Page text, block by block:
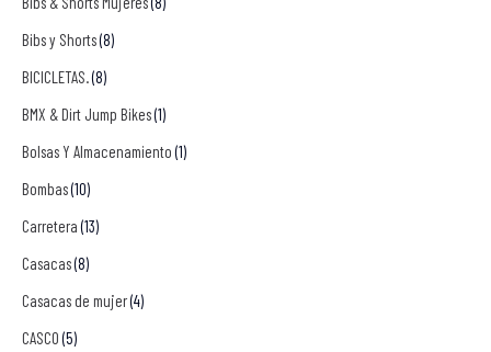
Bibs y Shorts(8)
BICICLETAS.(8)
BMX & Dirt Jump Bikes(1)
Bolsas Y Almacenamiento (1)
Bombas(10)
Carretera (13)
Casacas(8)
Casacas de mujer(4)
CASCO (5)